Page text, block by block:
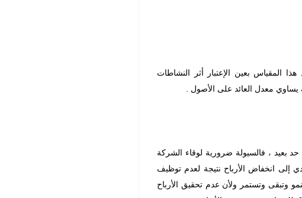
المقياس بعين الإعتبار أثر النشاطات
يساوي معدل العائد على الأصول .
بعيد ، فالسيولة ضرورية لوقاء الشركة
إلى انخفاض الأرباح نتيجة لعدم توظيف
وتبقى وتستمر ولأن عدم تحقيق الأرباح